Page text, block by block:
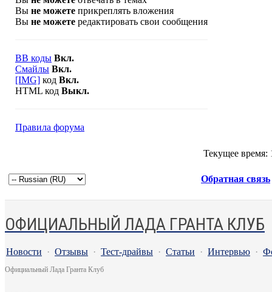
Вы не можете прикреплять вложения
Вы не можете редактировать свои сообщения
BB коды Вкл.
Смайлы Вкл.
[IMG] код Вкл.
HTML код Выкл.
Правила форума
Текущее время:
Обратная связь
ОФИЦИАЛЬНЫЙ ЛАДА ГРАНТА КЛУБ
Новости · Отзывы · Тест-драйвы · Статьи · Интервью ·
Официальный Лада Гранта Клуб